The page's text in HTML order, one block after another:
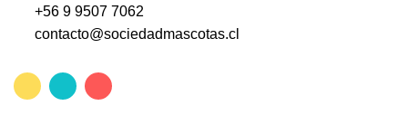
+56 9 9507 7062
contacto@sociedadmascotas.cl